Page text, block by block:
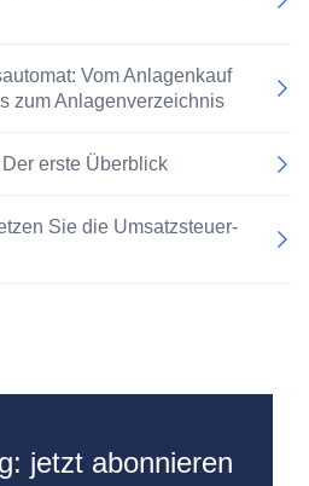
Vom Anlagenkauf
zum Anlagenverzeichnis
erste Überblick
Sie die Umsatzsteuer-
jetzt abonnieren